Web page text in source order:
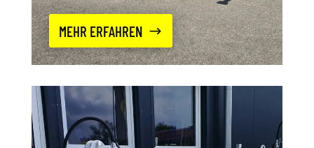
MEHR ERFAHREN